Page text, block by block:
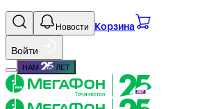
Новости Корзина
Войти
НАМ ЛЕТ